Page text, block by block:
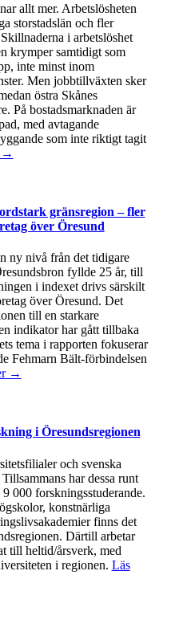
allt mer. Arbetslösheten
storstadslän och fler
i arbetslöshet
krymper samtidigt som
inte minst inom
Men jobbtillväxten sker
östra Skånes
På bostadsmarknaden är
med avtagande
som inte riktigt tagit
→
gränsregion – fler
över Öresund
ny nivå från det tidigare
fyllde 25 år, till
i indexet drivs särskilt
över Öresund. Det
till en starkare
indikator har gått tillbaka
tema i rapporten fokuserar
Fehmarn Bält-förbindelsen
→
i Öresundsregionen
och svenska
har dessa runt
000 forskningsstuderande.
konstnärliga
finns det
Därtill arbetar
till heltid/årsverk, med
i regionen. Läs